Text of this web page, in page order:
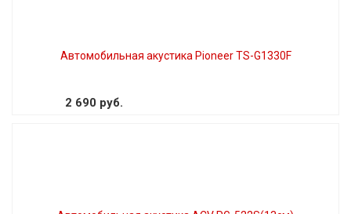
Автомобильная акустика Pioneer TS-G1330F
2 690 руб.